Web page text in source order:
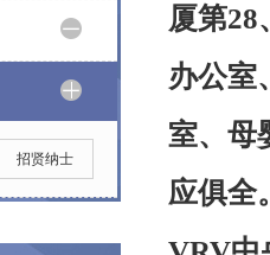
招贤纳士
厦第28
办公室
室、母
应俱全